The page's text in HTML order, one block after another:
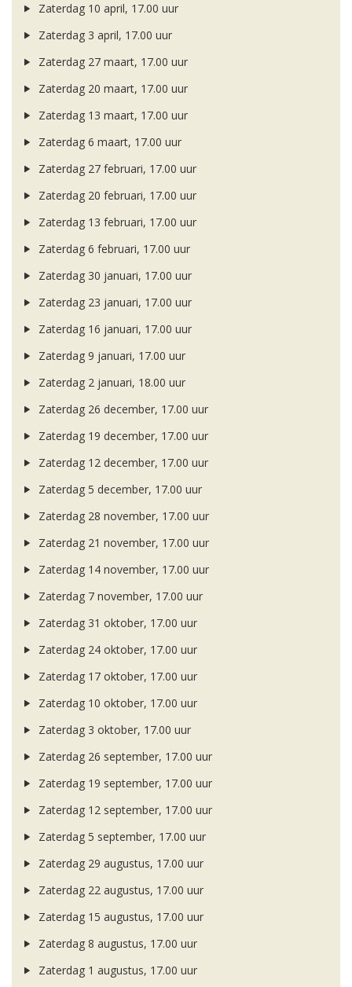
Zaterdag 10 april, 17.00 uur
Zaterdag 3 april, 17.00 uur
Zaterdag 27 maart, 17.00 uur
Zaterdag 20 maart, 17.00 uur
Zaterdag 13 maart, 17.00 uur
Zaterdag 6 maart, 17.00 uur
Zaterdag 27 februari, 17.00 uur
Zaterdag 20 februari, 17.00 uur
Zaterdag 13 februari, 17.00 uur
Zaterdag 6 februari, 17.00 uur
Zaterdag 30 januari, 17.00 uur
Zaterdag 23 januari, 17.00 uur
Zaterdag 16 januari, 17.00 uur
Zaterdag 9 januari, 17.00 uur
Zaterdag 2 januari, 18.00 uur
Zaterdag 26 december, 17.00 uur
Zaterdag 19 december, 17.00 uur
Zaterdag 12 december, 17.00 uur
Zaterdag 5 december, 17.00 uur
Zaterdag 28 november, 17.00 uur
Zaterdag 21 november, 17.00 uur
Zaterdag 14 november, 17.00 uur
Zaterdag 7 november, 17.00 uur
Zaterdag 31 oktober, 17.00 uur
Zaterdag 24 oktober, 17.00 uur
Zaterdag 17 oktober, 17.00 uur
Zaterdag 10 oktober, 17.00 uur
Zaterdag 3 oktober, 17.00 uur
Zaterdag 26 september, 17.00 uur
Zaterdag 19 september, 17.00 uur
Zaterdag 12 september, 17.00 uur
Zaterdag 5 september, 17.00 uur
Zaterdag 29 augustus, 17.00 uur
Zaterdag 22 augustus, 17.00 uur
Zaterdag 15 augustus, 17.00 uur
Zaterdag 8 augustus, 17.00 uur
Zaterdag 1 augustus, 17.00 uur